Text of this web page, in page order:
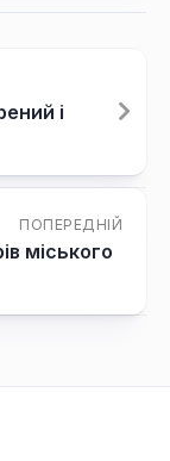
і
ПОПЕРЕДНІЙ
міського